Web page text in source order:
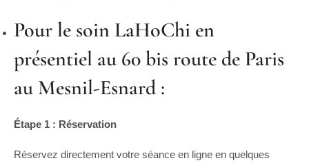
Pour le soin LaHoChi en
présentiel au 60 bis route de Paris
au Mesnil-Esnard :
Étape 1 : Réservation
Réservez directement votre séance en ligne en quelques